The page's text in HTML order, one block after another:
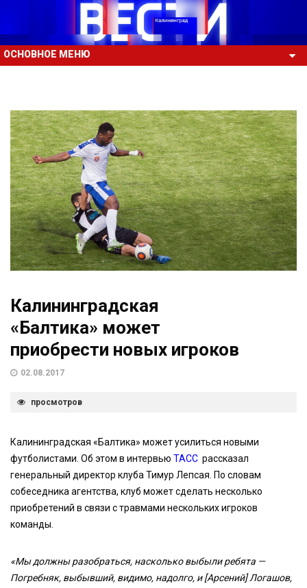
ОСНОВНОЕ МЕНЮ
Калининградская
«Балтика» может
приобрести новых игроков
02.08.2017
просмотров
Калининградская «Балтика» может усилиться новыми
футболистами. Об этом в интервью ТАСС рассказал
генеральный директор клуба Тимур Лепсая. По словам
собеседника агентства, клуб может сделать несколько
приобретений в связи с травмами нескольких игроков
команды.
«Мы должны разобраться, насколько выбыли ребята —
Погребняк, выбывший, видимо, надолго, и [Арсений] Логашов,